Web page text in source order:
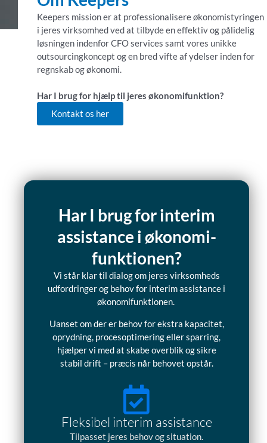
Keepers mission er at professionalisere økonomistyringen
i jeres virksomhed ved at tilbyde en effektiv og pålidelig
løsningen indenfor CFO services samt vores unikke
outsourcingkoncept og en bred vifte af ydelser inden for
regnskab og økonomi.
Har I brug for hjælp til jeres økonomifunktion?
Kontakt os her
Har I brug for interim
assistance i økonomi-
funktionen?
Vi står klar til dialog om jeres virksomheds
udfordringer og behov for interim assistance i
økonomifunktionen.
Uanset om der er behov for ekstra kapacitet,
oprydning, procesoptimering eller sparring,
hjælper vi med at skabe overblik og sikre
stabil drift – præcis når behovet opstår.
Fleksibel interim assistance
Tilpasset jeres behov og situation.